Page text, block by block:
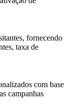
fornecendo
taxa de
com base
campanhas